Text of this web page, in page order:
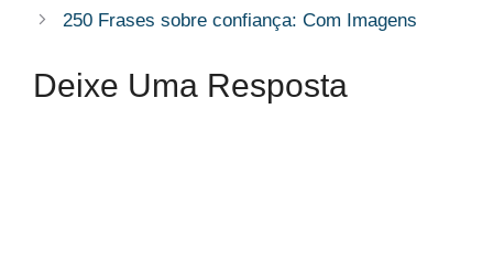
250 Frases sobre confiança: Com Imagens
Deixe Uma Resposta